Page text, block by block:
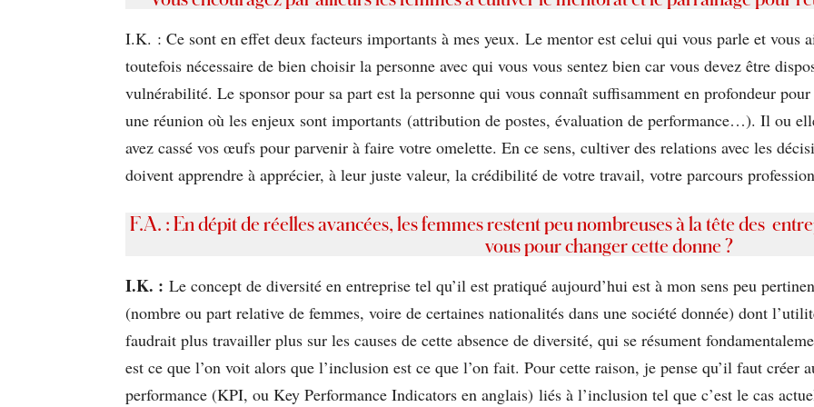
I.K. : Ce sont en effet deux facteurs importants à mes yeux. Le mentor est celui qui vous parle et vous
toutefois nécessaire de bien choisir la personne avec qui vous vous sentez bien car vous devez être
vulnérabilité. Le sponsor pour sa part est la personne qui vous connaît suffisamment en profondeur
une réunion où les enjeux sont importants (attribution de postes, évaluation de performance…). Il ou
avez cassé vos œufs pour parvenir à faire votre omelette. En ce sens, cultiver des relations avec les
doivent apprendre à apprécier, à leur juste valeur, la crédibilité de votre travail, votre parcours
F.A. : En dépit de réelles avancées, les femmes restent peu nombreuses à la tête des
vous pour changer cette donne ?
I.K. : Le concept de diversité en entreprise tel qu’il est pratiqué aujourd’hui est à mon sens peu
(nombre ou part relative de femmes, voire de certaines nationalités dans une société donnée) dont
faudrait plus travailler plus sur les causes de cette absence de diversité, qui se résument
est ce que l’on voit alors que l’inclusion est ce que l’on fait. Pour cette raison, je pense qu’il faut créer
performance (KPI, ou Key Performance Indicators en anglais) liés à l’inclusion tel que c’est le cas